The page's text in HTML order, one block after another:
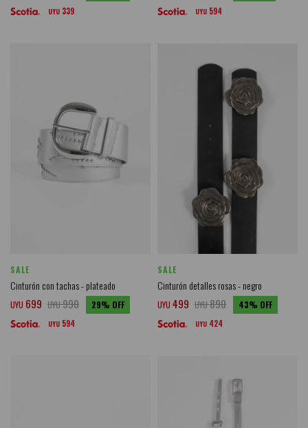
UYU 339 UYU 594
SALE
Cinturón con tachas - plateado
UYU 699 UYU990 29
UYU 594
SALE
Cinturón detalles rosas - negro
UYU 499 UYU890 43
UYU 424